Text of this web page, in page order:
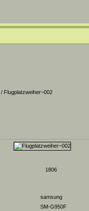
/ Flugplatzweiher~002
1806
samsung
SM-G950F